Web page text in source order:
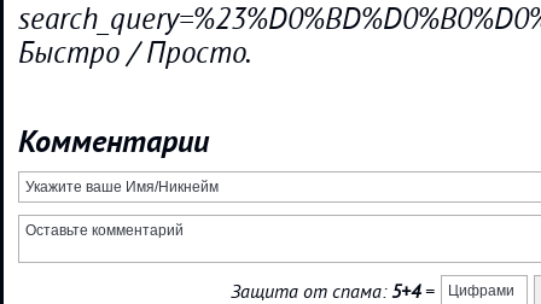
Быстро / Просто.
Комментарии
Защита от спама:5+4=